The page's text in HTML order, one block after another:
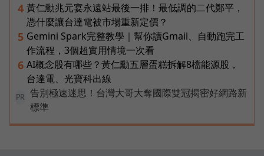
4 黃仁勳兆元宴永遠站最後一排！最低調的二代鄭平，
憑什麼讓台達電被市場重新定價？
5 Gemini Spark完整教學｜幫你讀Gmail、自動跑完工
作流程，3個超實用情境一次看
6 AI概念股有哪些？黃仁勳五層蛋糕拆解8檔能源股，
台達電、光寶科出線
PR
告別極速迷思！台灣大哥大奪國際雙冠揭密好網路新
標準